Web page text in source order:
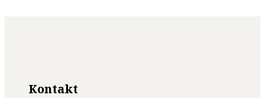
Kontakt